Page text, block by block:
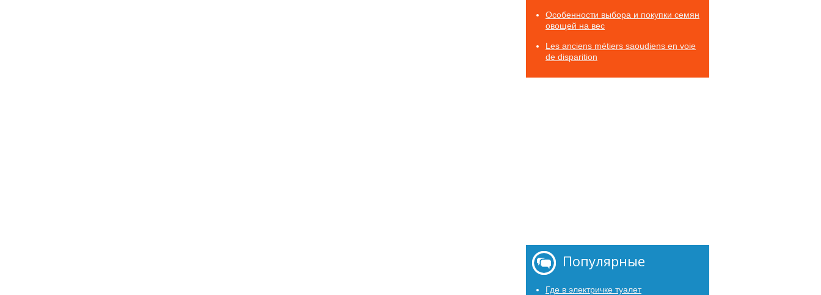
Особенности выбора и покупки семян
овощей на вес
Les anciens métiers saoudiens en voie
de disparition
Популярные
Где в электричке туалет